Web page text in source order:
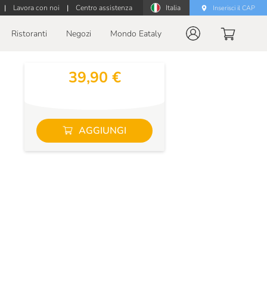
| Lavora con noi | Centro assistenza Italia Inserisci il CAP
Ristoranti Negozi Mondo Eataly
39,90 €
AGGIUNGI